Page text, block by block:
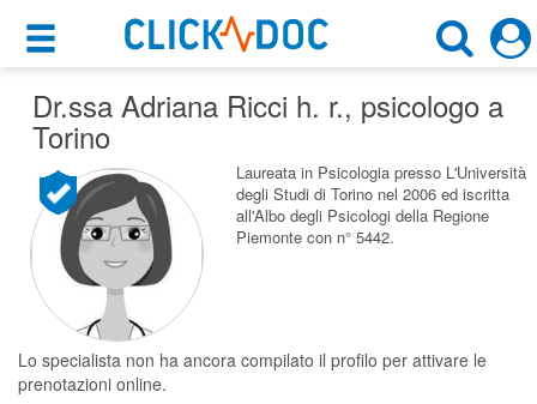
×
Motore di ricerca
×
Psicologo
Torino (TO)
Cosa possiamo offrirti
Per i pazienti
Prenota una visita
Ricerca specialisti
Consulti online
(su medicitalia.it)
Dr.ssa Adriana Ricci h. r., psicologo a
Torino
Laureata in Psicologia presso L'Università
degli Studi di Torino nel 2006 ed iscritta
all'Albo degli Psicologi della Regione
Piemonte con n° 5442.
Lo specialista non ha ancora compilato il profilo per attivare le
prenotazioni online.